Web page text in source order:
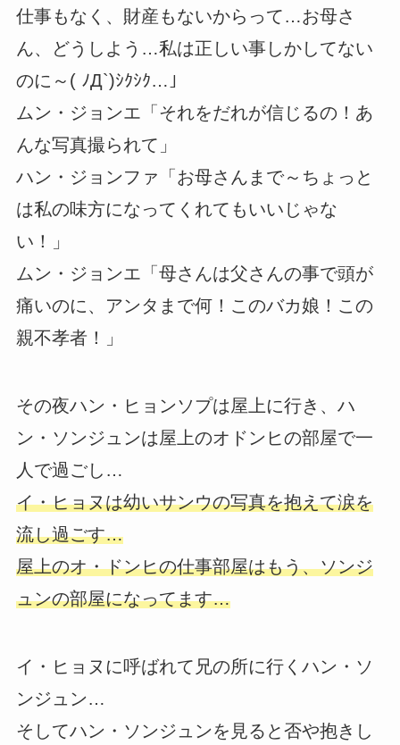
仕事もなく、財産もないからって…お母さ
ん、どうしよう…私は正しい事しかしてない
のに～( ﾉД`)ｼｸｼｸ…」
ムン・ジョンエ「それをだれが信じるの！あ
んな写真撮られて」
ハン・ジョンファ「お母さんまで～ちょっと
は私の味方になってくれてもいいじゃな
い！」
ムン・ジョンエ「母さんは父さんの事で頭が
痛いのに、アンタまで何！このバカ娘！この
親不孝者！」
その夜ハン・ヒョンソプは屋上に行き、ハ
ン・ソンジュンは屋上のオドンヒの部屋で一
人で過ごし…
イ・ヒョヌは幼いサンウの写真を抱えて涙を
流し過ごす…
屋上のオ・ドンヒの仕事部屋はもう、ソンジ
ュンの部屋になってます…
イ・ヒョヌに呼ばれて兄の所に行くハン・ソ
ンジュン…
そしてハン・ソンジュンを見ると否や抱きし